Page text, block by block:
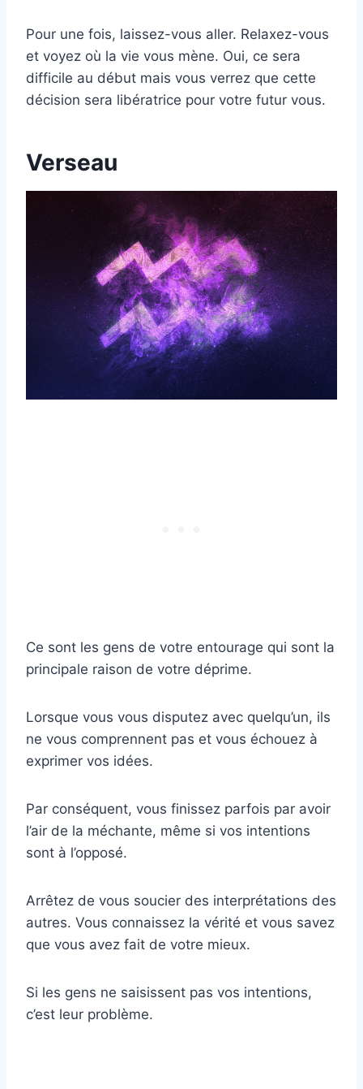
Pour une fois, laissez-vous aller. Relaxez-vous
et voyez où la vie vous mène. Oui, ce sera
difficile au début mais vous verrez que cette
décision sera libératrice pour votre futur vous.
Verseau
Ce sont les gens de votre entourage qui sont la
principale raison de votre déprime.
Lorsque vous vous disputez avec quelqu’un, ils
ne vous comprennent pas et vous échouez à
exprimer vos idées.
Par conséquent, vous finissez parfois par avoir
l’air de la méchante, même si vos intentions
sont à l’opposé.
Arrêtez de vous soucier des interprétations des
autres. Vous connaissez la vérité et vous savez
que vous avez fait de votre mieux.
Si les gens ne saisissent pas vos intentions,
c’est leur problème.